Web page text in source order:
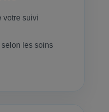
votre suivi
les soins